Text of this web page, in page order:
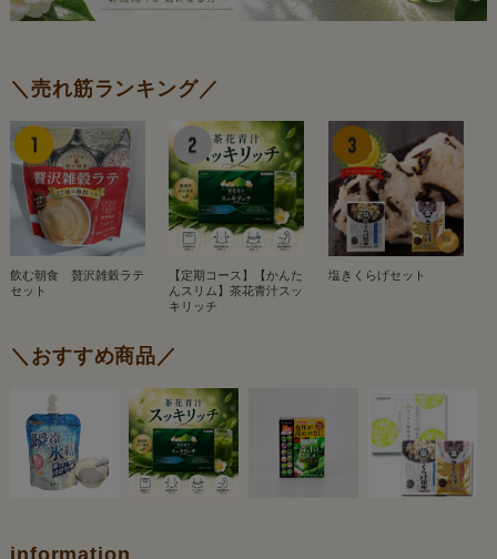
＼売れ筋ランキング／
飲む朝食 贅沢雑穀ラテ
セット
【定期コース】【かんた
んスリム】茶花青汁スッ
キリッチ
塩きくらげセット
＼おすすめ商品／
information